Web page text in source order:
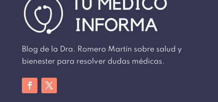
Blog de la Dra. Romero Martín sobre salud y
bienester para resolver dudas médicas.